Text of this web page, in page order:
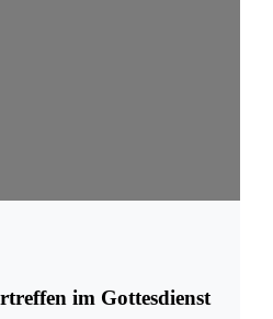
im Gottesdienst